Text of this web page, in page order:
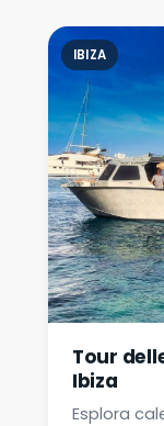
IBIZA
Tour
Ibiza
Esplora